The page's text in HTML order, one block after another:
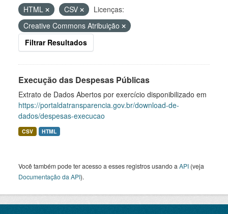
HTML
CSV
Licenças:
Creative Commons Atribuição
Filtrar Resultados
Execução das Despesas Públicas
Extrato de Dados Abertos por exercício disponibilizado em
https://portaldatransparencia.gov.br/download-de-
dados/despesas-execucao
CSV HTML
Você também pode ter acesso a esses registros usando a API (veja
Documentação da API).